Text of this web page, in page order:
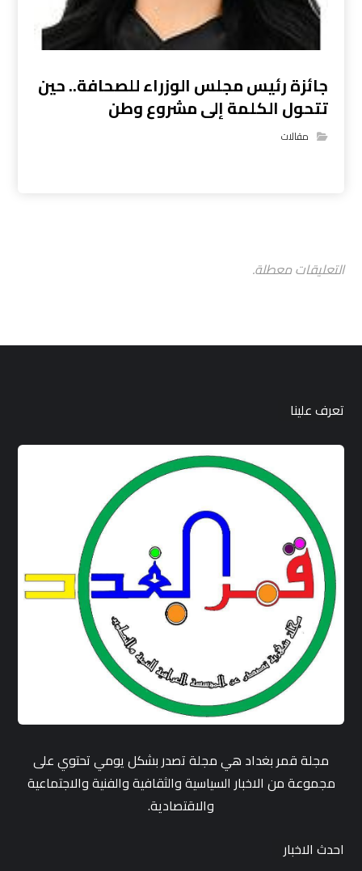
جائزة رئيس مجلس الوزراء للصحافة.. حين
تتحول الكلمة إلى مشروع وطن
مقالات
التعليقات معطلة.
تعرف علينا
مجلة قمر بغداد هي مجلة تصدر بشكل يومي تحتوي على
مجموعة من الاخبار السياسية والثقافية والفنية والاجتماعية
والاقتصادية.
احدث الاخبار